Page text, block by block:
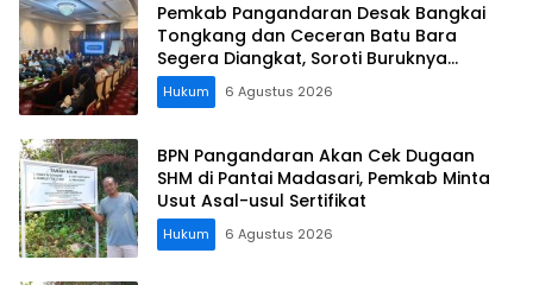
Pemkab Pangandaran Desak Bangkai
Tongkang dan Ceceran Batu Bara
Segera Diangkat, Soroti Buruknya
Koordinasi Perusahaan
Hukum 6 Agustus 2026
BPN Pangandaran Akan Cek Dugaan
SHM di Pantai Madasari, Pemkab Minta
Usut Asal-usul Sertifikat
Hukum 6 Agustus 2026